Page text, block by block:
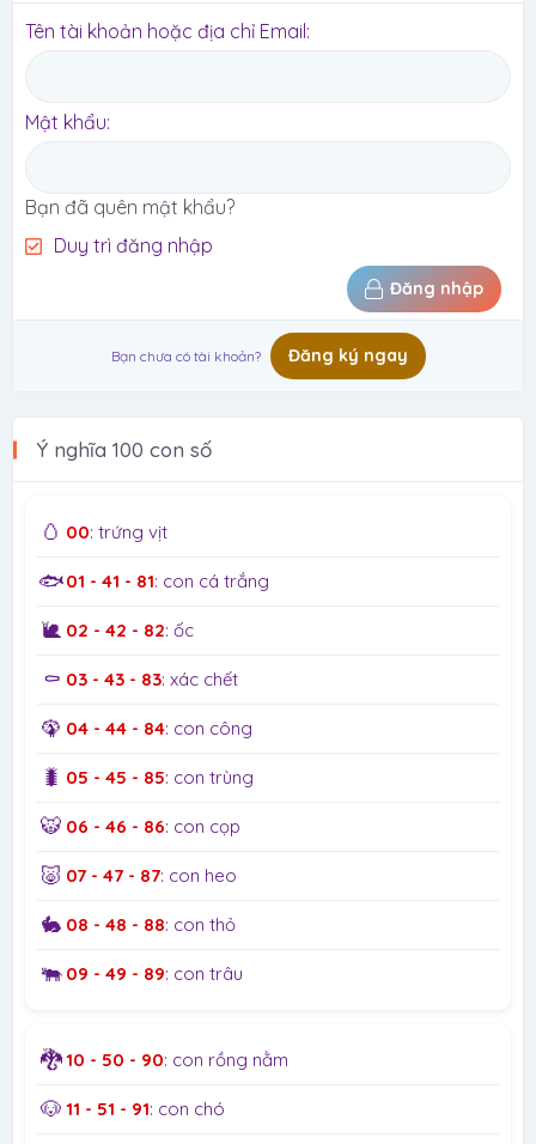
Tên tài khoản hoặc địa chỉ Email
Mật khẩu
Bạn đã quên mật khẩu?
Duy trì đăng nhập
Đăng nhập
Bạn chưa có tài khoản? Đăng ký ngay
Ý nghĩa 100 con số
🥚 00: trứng vịt
🐟01 - 41 - 81: con cá trắng
🐌 02 - 42 - 82: ốc
⚰️ 03 - 43 - 83: xác chết
🦚 04 - 44 - 84: con công
🐛 05 - 45 - 85: con trùng
🐯 06 - 46 - 86: con cọp
🐷 07 - 47 - 87: con heo
🐇 08 - 48 - 88: con thỏ
🐃 09 - 49 - 89: con trâu
🐉10 - 50 - 90: con rồng nằm
🐶 11 - 51 - 91: con chó